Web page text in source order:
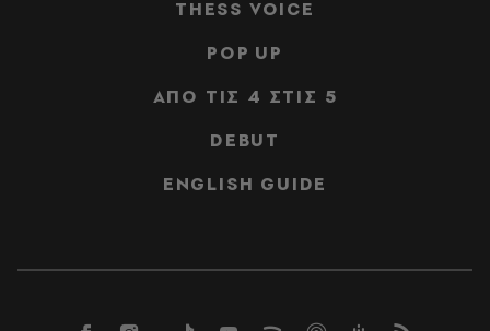
THESS VOICE
POP UP
ΑΠΟ ΤΙΣ 4 ΣΤΙΣ 5
DEBUT
ENGLISH GUIDE